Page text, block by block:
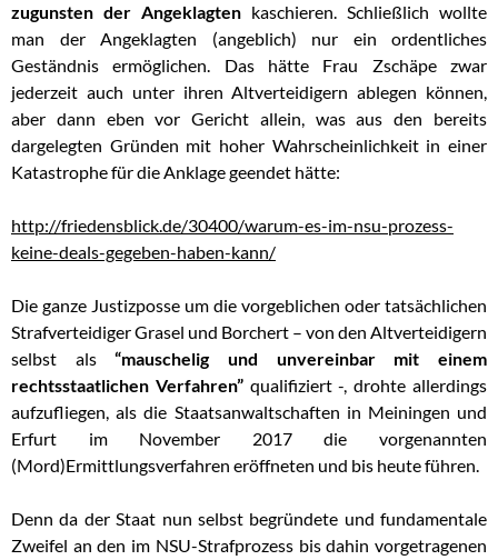
zugunsten der Angeklagten kaschieren. Schließlich wollte
man der Angeklagten (angeblich) nur ein ordentliches
Geständnis ermöglichen. Das hätte Frau Zschäpe zwar
jederzeit auch unter ihren Altverteidigern ablegen können,
aber dann eben vor Gericht allein, was aus den bereits
dargelegten Gründen mit hoher Wahrscheinlichkeit in einer
Katastrophe für die Anklage geendet hätte:
http://friedensblick.de/30400/warum-es-im-nsu-prozess-
keine-deals-gegeben-haben-kann/
Die ganze Justizposse um die vorgeblichen oder tatsächlichen
Strafverteidiger Grasel und Borchert – von den Altverteidigern
selbst als“mauschelig und unvereinbar mit einem
rechtsstaatlichen Verfahren”qualifiziert -, drohte allerdings
aufzufliegen, als die Staatsanwaltschaften in Meiningen und
Erfurt im November 2017 die vorgenannten
(Mord)Ermittlungsverfahren eröffneten und bis heute führen.
Denn da der Staat nun selbst begründete und fundamentale
Zweifel an den im NSU-Strafprozess bis dahin vorgetragenen